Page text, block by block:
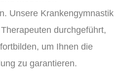
Unsere Krankengymnastik
durchgeführt,
um Ihnen die
zu garantieren.